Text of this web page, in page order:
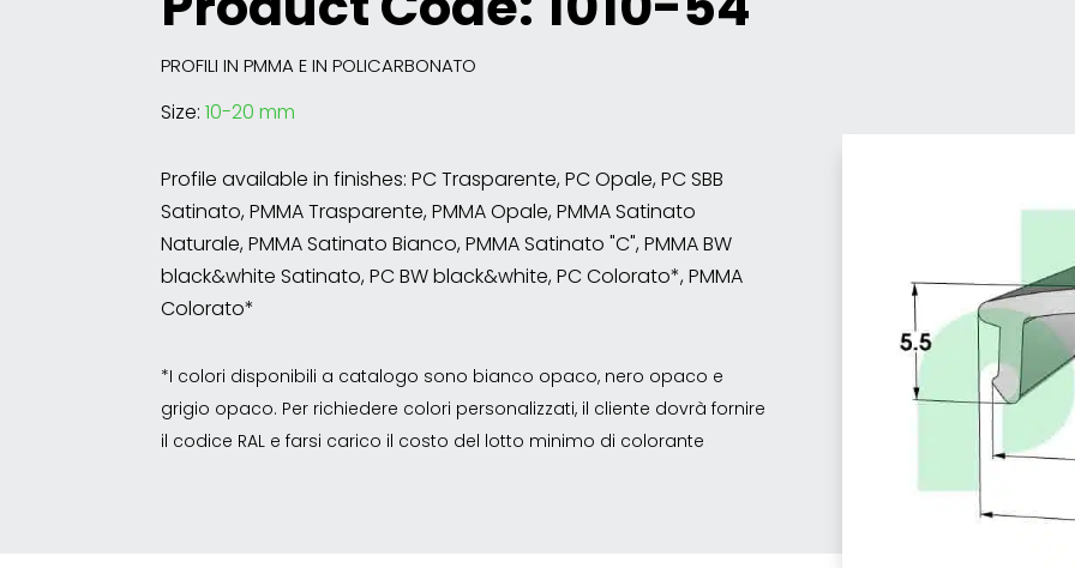
PROFILI IN PMMA E IN POLICARBONATO
Size:10-20 mm
Profile available in finishes: PC Trasparente, PC Opale, PC SBB
Satinato, PMMA Trasparente, PMMA Opale, PMMA Satinato
Naturale, PMMA Satinato Bianco, PMMA Satinato "C", PMMA BW
black&white Satinato, PC BW black&white, PC Colorato*, PMMA
Colorato*
*I colori disponibili a catalogo sono bianco opaco, nero opaco e
grigio opaco. Per richiedere colori personalizzati, il cliente dovrà fornire
il codice RAL e farsi carico il costo del lotto minimo di colorante